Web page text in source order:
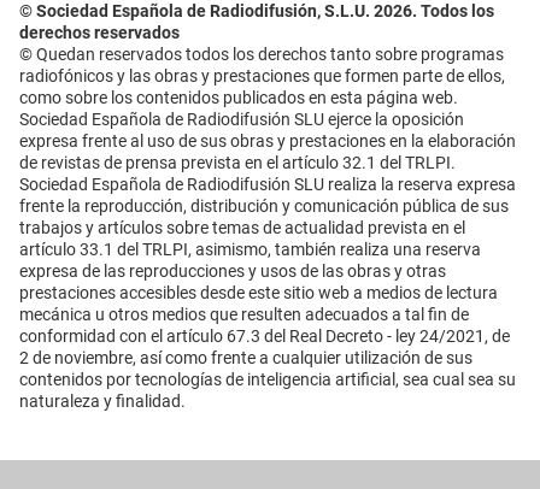
© Sociedad Española de Radiodifusión, S.L.U. 2026. Todos los
derechos reservados
© Quedan reservados todos los derechos tanto sobre programas
radiofónicos y las obras y prestaciones que formen parte de ellos,
como sobre los contenidos publicados en esta página web.
Sociedad Española de Radiodifusión SLU ejerce la oposición
expresa frente al uso de sus obras y prestaciones en la elaboración
de revistas de prensa prevista en el artículo 32.1 del TRLPI.
Sociedad Española de Radiodifusión SLU realiza la reserva expresa
frente la reproducción, distribución y comunicación pública de sus
trabajos y artículos sobre temas de actualidad prevista en el
artículo 33.1 del TRLPI, asimismo, también realiza una reserva
expresa de las reproducciones y usos de las obras y otras
prestaciones accesibles desde este sitio web a medios de lectura
mecánica u otros medios que resulten adecuados a tal fin de
conformidad con el artículo 67.3 del Real Decreto - ley 24/2021, de
2 de noviembre, así como frente a cualquier utilización de sus
contenidos por tecnologías de inteligencia artificial, sea cual sea su
naturaleza y finalidad.